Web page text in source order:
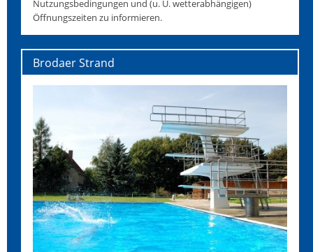
Nutzungsbedingungen und (u. U. wetterabhängigen)
Öffnungszeiten zu informieren.
Brodaer Strand